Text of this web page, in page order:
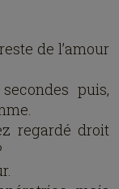
de l’amour
puis,
regardé droit